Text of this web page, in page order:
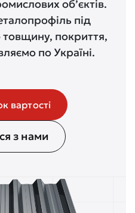
об’єктів.
під
покриття,
по Україні.
вартості
з нами